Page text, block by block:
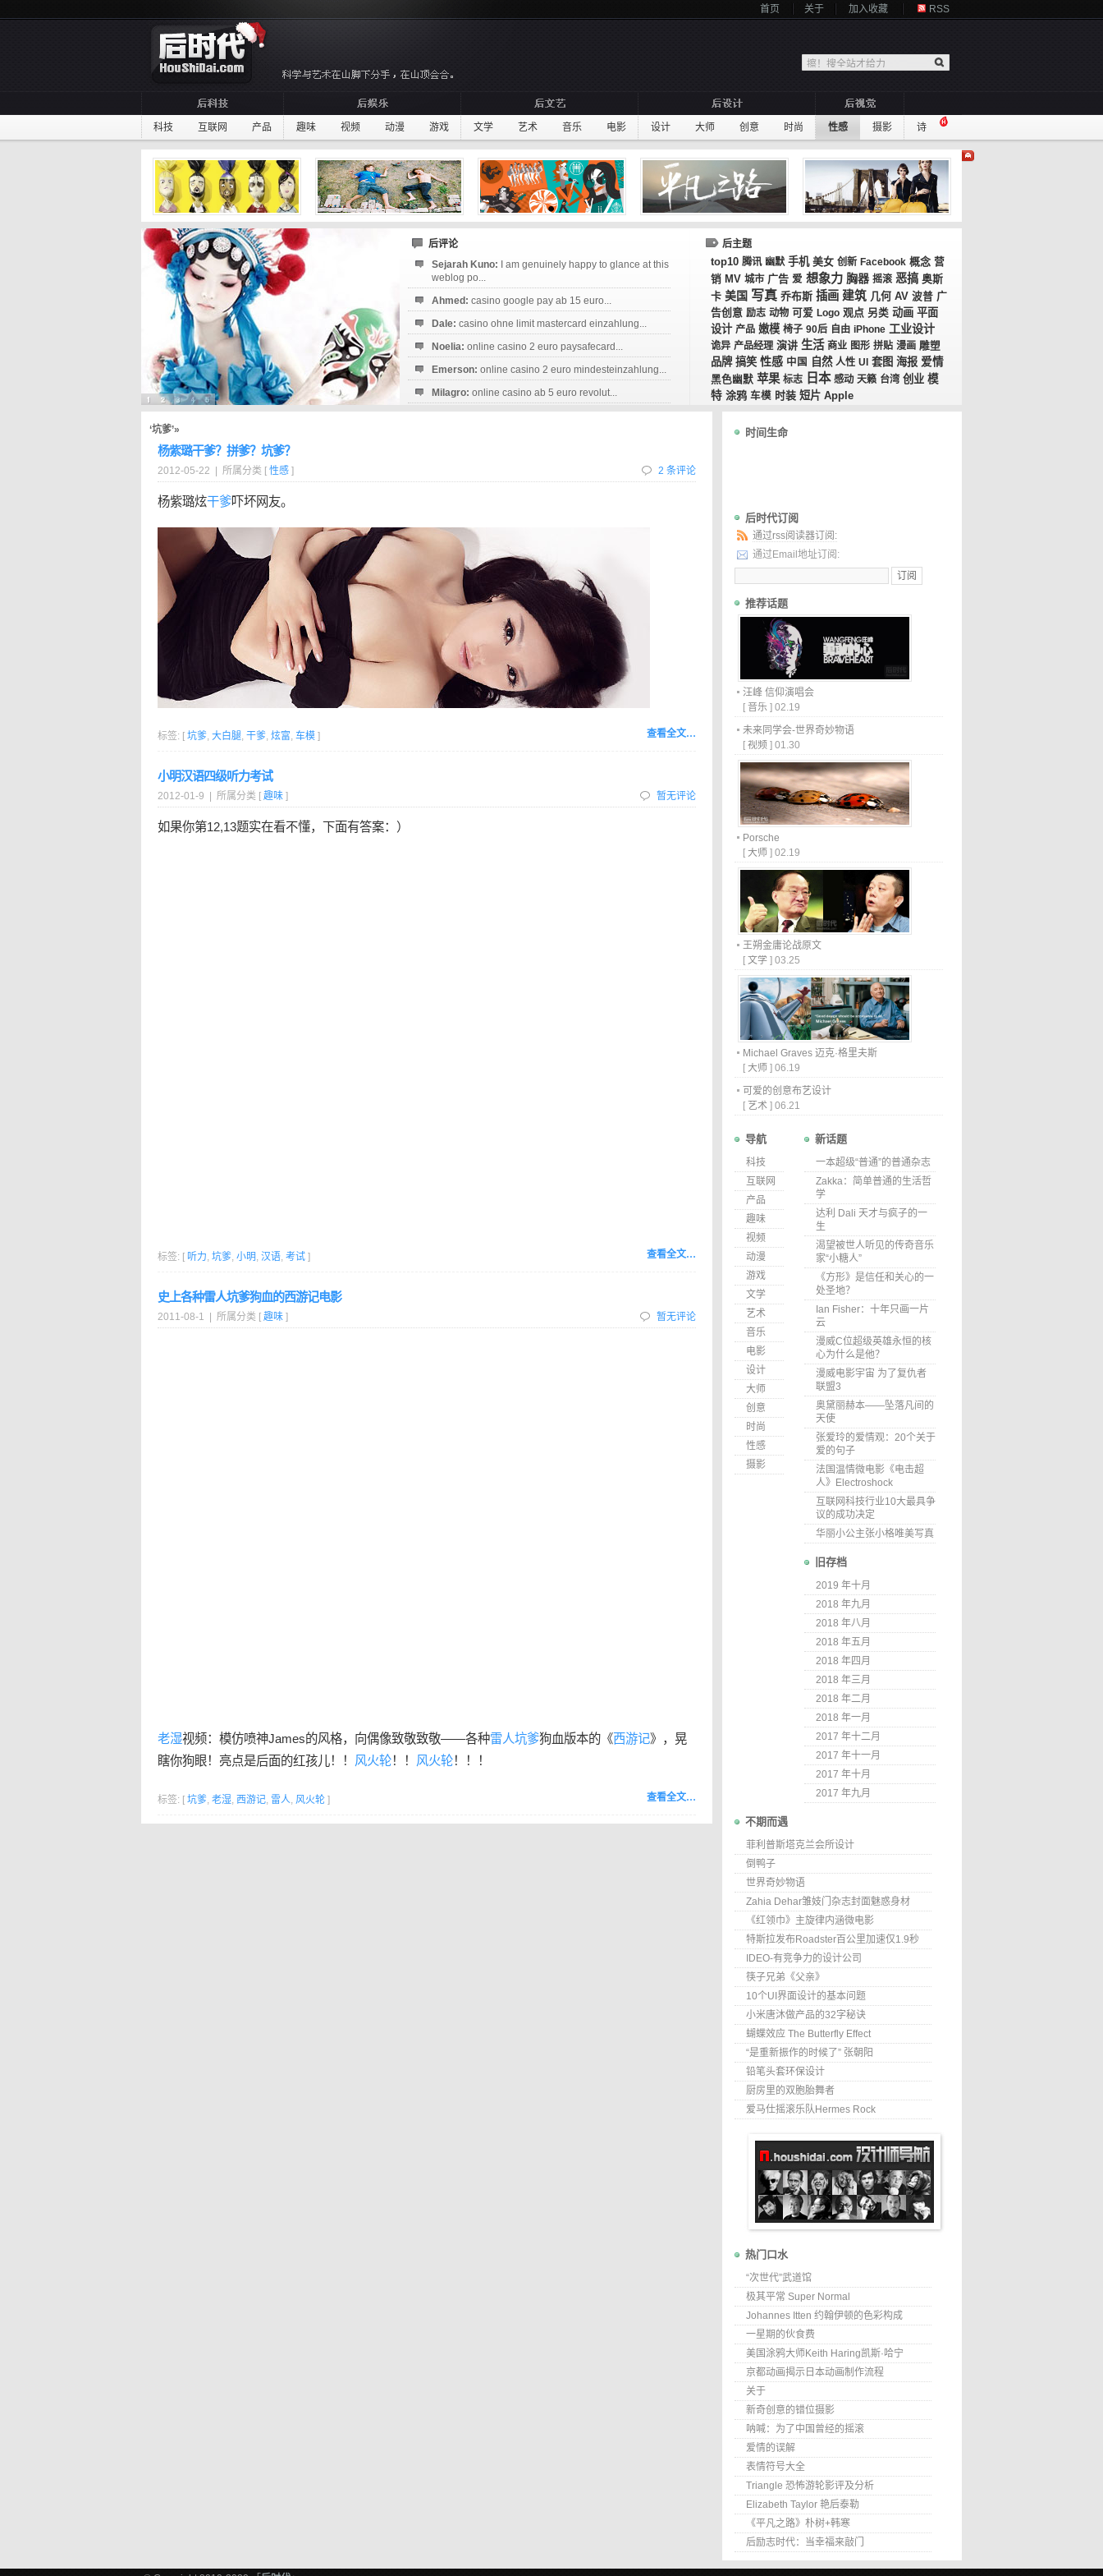
首页 关于 加入收藏 RSS
科技 互联网 产品 趣味 视频 动漫 游戏 文学 艺术 音乐 电影 设计 大师 创意 时尚 性感 摄影 诗
后评论
Sejarah Kuno:
I am genuinely happy to glance at this
weblog po...
Ahmed: casino google pay ab 15 euro...
Dale: casino ohne limit mastercard einzahlung...
Noelia: online casino 2 euro paysafecard...
Emerson: online casino 2 euro mindesteinzahlung...
Milagro: online casino ab 5 euro revolut...
后主题
top10 腾讯 幽默 手机 美女 创新 Facebook 概念 营
销 MV 城市 广告 爱 想象力 胸器 摇滚 恶搞 奥斯
卡 美国 写真 乔布斯 插画 建筑 几何 AV 波普 广
告创意 励志 动物 可爱 Logo 观点 另类 动画 平面
设计 产品 嫩模 椅子 90后 自由 iPhone 工业设计
诡异 产品经理 演讲 生活 商业 图形 拼贴 漫画 雕塑
品牌 搞笑 性感 中国 自然 人性 UI 套图 海报 爱情
黑色幽默 苹果 标志 日本 感动 天籁 台湾 创业 模
特 涂鸦 车模 时装 短片 Apple
‘坑爹’»
杨紫璐干爹？拼爹？坑爹？
2012-05-22 | 所属分类 [ 性感 ] 2 条评论
杨紫璐炫干爹吓坏网友。
查看全文…
标签: [ 坑爹, 大白腿, 干爹, 炫富, 车模 ]
小明汉语四级听力考试
2012-01-9 | 所属分类 [ 趣味 ] 暂无评论
如果你第12,13题实在看不懂，下面有答案：）
查看全文…
标签: [ 听力, 坑爹, 小明, 汉语, 考试 ]
史上各种雷人坑爹狗血的西游记电影
2011-08-1 | 所属分类 [ 趣味 ] 暂无评论
老湿视频：模仿喷神James的风格，向偶像致敬致敬——各种雷人坑爹狗血版本的《西游记》，晃
瞎你狗眼！亮点是后面的红孩儿！！ 风火轮！！ 风火轮！！！
查看全文…
标签: [ 坑爹, 老湿, 西游记, 雷人, 风火轮 ]
时间生命
后时代订阅
通过rss阅读器订阅:
通过Email地址订阅:
推荐话题
汪峰 信仰演唱会
[ 音乐 ] 02.19
未来同学会-世界奇妙物语
[ 视频 ] 01.30
Porsche
[ 大师 ] 02.19
王朔金庸论战原文
[ 文学 ] 03.25
Michael Graves 迈克·格里夫斯
[ 大师 ] 06.19
可爱的创意布艺设计
[ 艺术 ] 06.21
导航
科技
互联网
产品
趣味
视频
动漫
游戏
文学
艺术
音乐
电影
设计
大师
创意
时尚
性感
摄影
新话题
一本超级“普通”的普通杂志
Zakka：简单普通的生活哲
学
达利 Dali 天才与疯子的一
生
渴望被世人听见的传奇音乐
家“小糖人”
《方形》是信任和关心的一
处圣地？
Ian Fisher：十年只画一片
云
漫威C位超级英雄永恒的核
心为什么是他？
漫威电影宇宙 为了复仇者
联盟3
奥黛丽赫本——坠落凡间的
天使
张爱玲的爱情观：20个关于
爱的句子
法国温情微电影《电击超
人》Electroshock
互联网科技行业10大最具争
议的成功决定
华丽小公主张小格唯美写真
旧存档
2019 年十月
2018 年九月
2018 年八月
2018 年五月
2018 年四月
2018 年三月
2018 年二月
2018 年一月
2017 年十二月
2017 年十一月
2017 年十月
2017 年九月
不期而遇
菲利普斯塔克兰会所设计
倒鸭子
世界奇妙物语
Zahia Dehar雏妓门杂志封面魅惑身材
《红领巾》主旋律内涵微电影
特斯拉发布Roadster百公里加速仅1.9秒
IDEO-有竞争力的设计公司
筷子兄弟《父亲》
10个UI界面设计的基本问题
小米唐沐做产品的32字秘诀
蝴蝶效应 The Butterfly Effect
“是重新振作的时候了” 张朝阳
铅笔头套环保设计
厨房里的双胞胎舞者
爱马仕摇滚乐队Hermes Rock
热门口水
“次世代”武道馆
极其平常 Super Normal
Johannes Itten 约翰伊顿的色彩构成
一星期的伙食费
美国涂鸦大师Keith Haring凯斯·哈宁
京都动画揭示日本动画制作流程
关于
新奇创意的错位摄影
呐喊：为了中国曾经的摇滚
爱情的误解
表情符号大全
Triangle 恐怖游轮影评及分析
Elizabeth Taylor 艳后泰勒
《平凡之路》朴树+韩寒
后励志时代：当幸福来敲门